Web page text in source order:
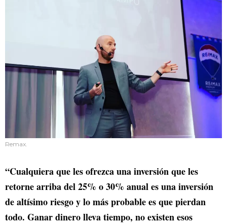
Remax.
“Cualquiera que les ofrezca una inversión que les
retorne arriba del 25% o 30% anual es una inversión
de altísimo riesgo y lo más probable es que pierdan
todo. Ganar dinero lleva tiempo, no existen esos